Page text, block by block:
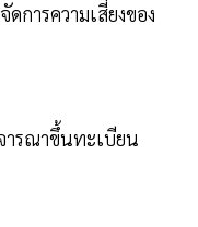
ารความเสี่ยงของ
รณาขึ้นทะเบียน